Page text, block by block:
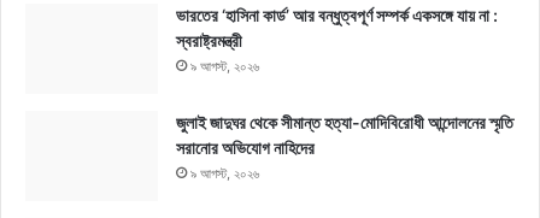
ভারতের ‘হাসিনা কার্ড’ আর বন্ধুত্বপূর্ণ সম্পর্ক একসঙ্গে যায় না :
স্বরাষ্ট্রমন্ত্রী
৯ আগস্ট, ২০২৬
জুলাই জাদুঘর থেকে সীমান্ত হত্যা-মোদিবিরোধী আন্দোলনের স্মৃতি
সরানোর অভিযোগ নাহিদের
৯ আগস্ট, ২০২৬